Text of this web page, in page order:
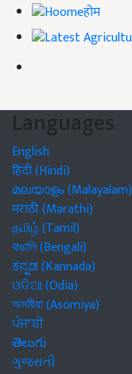
होम
Languages
English
हिंदी (Hindi)
മലയാളം (Malayalam)
मराठी (Marathi)
தமிழ் (Tamil)
বাঙালি (Bengali)
ಕನ್ನಡ (Kannada)
ଓଡିଆ (Odia)
অসমীয়া (Asomiya)
ਪੰਜਾਬੀ
తెలుగు
ગુજરાતી